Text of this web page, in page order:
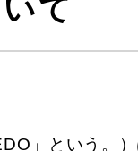
て
」という。